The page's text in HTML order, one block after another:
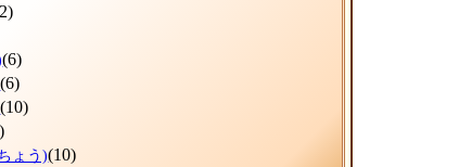
(6)
(6)
(10)
ょう)(10)